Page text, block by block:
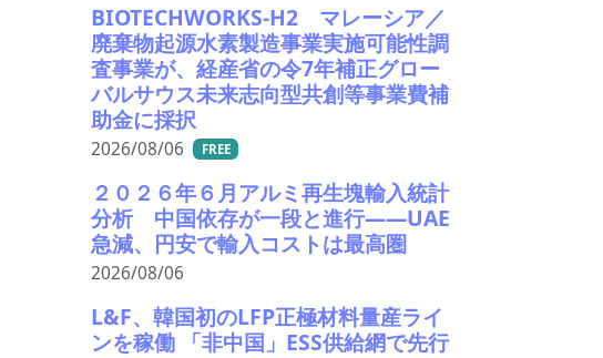
BIOTECHWORKS-H2 マレーシア／
廃棄物起源水素製造事業実施可能性調
査事業が、経産省の令7年補正グロー
バルサウス未来志向型共創等事業費補
助金に採択
2026/08/06 FREE
２０２６年６月アルミ再生塊輸入統計
分析 中国依存が一段と進行――UAE
急減、円安で輸入コストは最高圏
2026/08/06
L&F、韓国初のLFP正極材料量産ライ
ンを稼働 「非中国」ESS供給網で先行